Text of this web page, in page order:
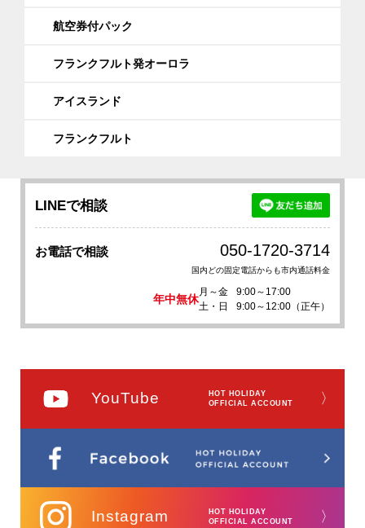
航空券付パック
フランクフルト発オーロラ
アイスランド
フランクフルト
LINEで相談
お電話で相談 050-1720-3714
国内どの固定電話からも市内通話料金
年中無休
月～金
9:00～17:00
土・日
9:00～12:00（正午）
YouTube
HOT HOLIDAY
OFFICIAL ACCOUNT
〉
Instagram
HOT HOLIDAY
OFFICIAL ACCOUNT
〉